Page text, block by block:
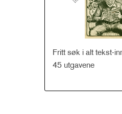
Fritt søk i alt tekst-
45 utgavene